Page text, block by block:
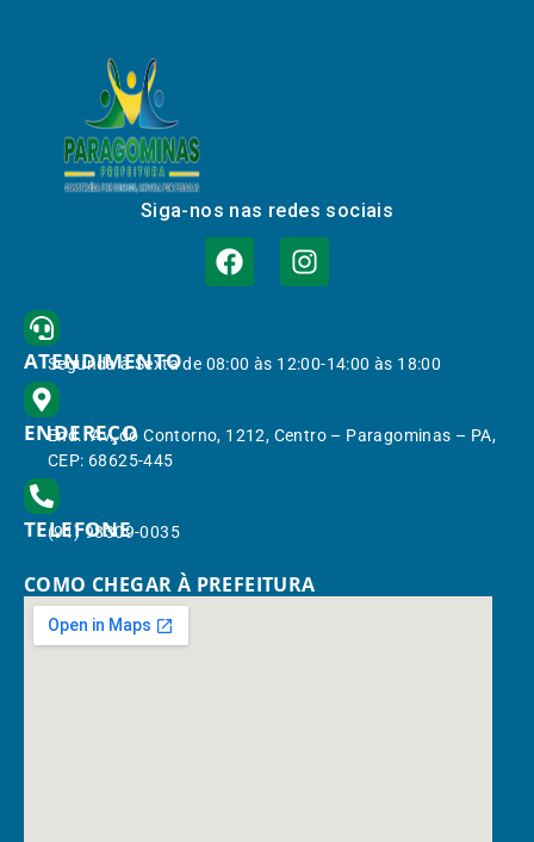
Siga-nos nas redes sociais
ATENDIMENTO
Segunda à Sexta de 08:00 às 12:00-14:00 às 18:00
ENDEREÇO
End.: Av. do Contorno, 1212, Centro – Paragominas – PA,
CEP: 68625-445
TELEFONE
(91) 98309-0035
COMO CHEGAR À PREFEITURA